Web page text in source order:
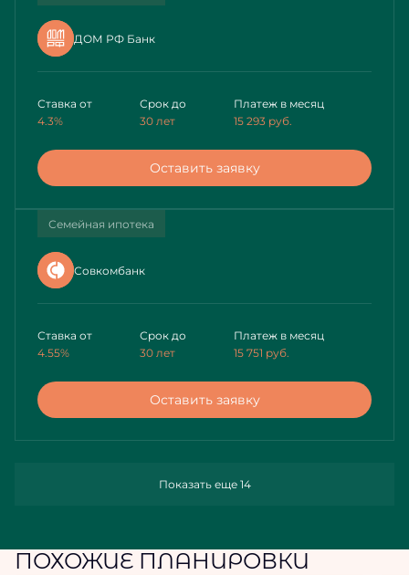
ДОМ РФ Банк
Ставка от
4.3%
Срок до
30 лет
Платеж в месяц
15 293 руб.
Оставить заявку
Семейная ипотека
Совкомбанк
Ставка от
4.55%
Срок до
30 лет
Платеж в месяц
15 751 руб.
Оставить заявку
Показать еще 14
ПОХОЖИЕ ПЛАНИРОВКИ